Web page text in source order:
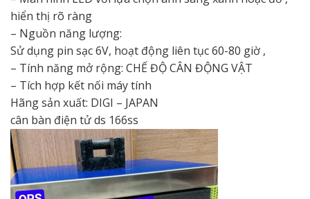
hiển thị rõ ràng
– Nguồn năng lượng:
Sử dụng pin sạc 6V, hoạt động liên tục 60-80 giờ ,
– Tính năng mở rộng: CHẾ ĐỘ CÂN ĐỘNG VẬT
– Tích hợp kết nối máy tính
Hãng sản xuất: DIGI – JAPAN
cân bàn điện tử ds 166ss